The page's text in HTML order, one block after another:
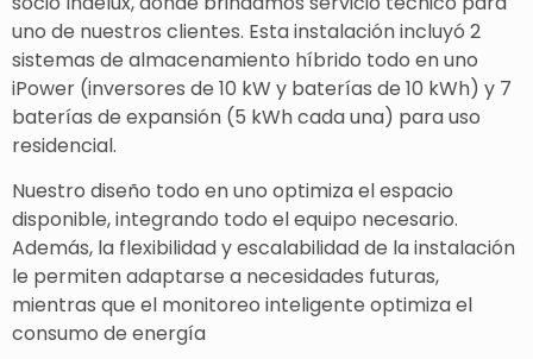
uno de nuestros clientes. Esta instalación incluyó 2
sistemas de almacenamiento híbrido todo en uno
iPower (inversores de 10 kW y baterías de 10 kWh) y 7
baterías de expansión (5 kWh cada una) para uso
residencial.
Nuestro diseño todo en uno optimiza el espacio
disponible, integrando todo el equipo necesario.
Además, la flexibilidad y escalabilidad de la instalación
le permiten adaptarse a necesidades futuras,
mientras que el monitoreo inteligente optimiza el
consumo de energía